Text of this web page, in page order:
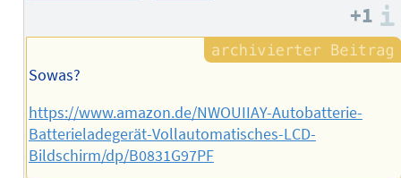
+1
Sowas?
https://www.amazon.de/NWOUIIAY-Autobatterie-
Batterieladegerät-Vollautomatisches-LCD-
Bildschirm/dp/B0831G97PF